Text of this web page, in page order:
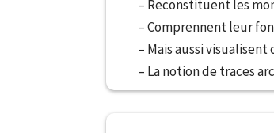
– Reconstituent les
– Comprennent leur
– Mais aussi
– La notion de traces